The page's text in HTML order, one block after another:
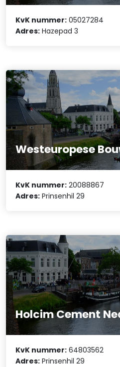
KvK nummer: 05027284
Adres: Hazepad 3
Westeuropese
KvK nummer: 20088867
Adres: Prinsenhil 29
Holcim Cement
KvK nummer: 64803562
Adres: Prinsenhil 29